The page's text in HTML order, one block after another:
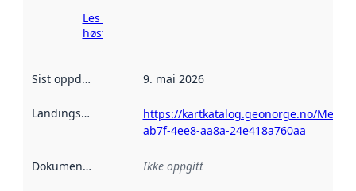
Les mer om
høsting her
Sist oppdatert 9. mai 2026
Landingsside
https://kartkatalog.geonorge.no/
ab7f-4ee8-aa8a-24e418a760aa
Dokumentasjon Ikke oppgitt